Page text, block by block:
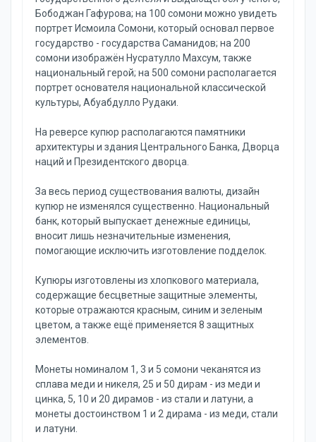
Бободжан Гафурова; на 100 сомони можно увидеть
портрет Исмоила Сомони, который основал первое
государство - государства Саманидов; на 200
сомони изображён Нусратулло Махсум, также
национальный герой; на 500 сомони располагается
портрет основателя национальной классической
культуры, Абуабдулло Рудаки.
На реверсе купюр располагаются памятники
архитектуры и здания Центрального Банка, Дворца
наций и Президентского дворца.
За весь период существования валюты, дизайн
купюр не изменялся существенно. Национальный
банк, который выпускает денежные единицы,
вносит лишь незначительные изменения,
помогающие исключить изготовление подделок.
Купюры изготовлены из хлопкового материала,
содержащие бесцветные защитные элементы,
которые отражаются красным, синим и зеленым
цветом, а также ещё применяется 8 защитных
элементов.
Монеты номиналом 1, 3 и 5 сомони чеканятся из
сплава меди и никеля, 25 и 50 дирам - из меди и
цинка, 5, 10 и 20 дирамов - из стали и латуни, а
монеты достоинством 1 и 2 дирама - из меди, стали
и латуни.